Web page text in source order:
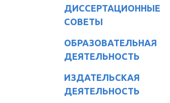
ДИССЕРТАЦИОННЫЕ
СОВЕТЫ
ОБРАЗОВАТЕЛЬНАЯ
ДЕЯТЕЛЬНОСТЬ
ИЗДАТЕЛЬСКАЯ
ДЕЯТЕЛЬНОСТЬ